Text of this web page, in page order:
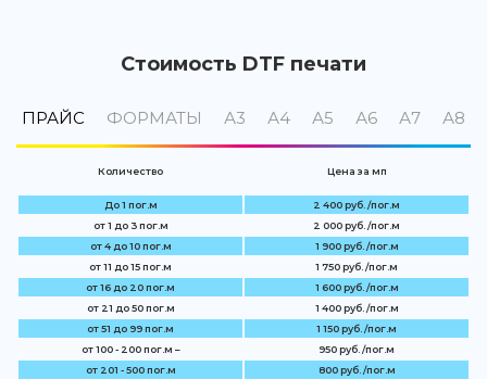
Стоимость DTF печати
ПРАЙС ФОРМАТЫ А3 А4 А5 А6 А7 А8
Количество Цена за мп
До 1 пог.м
2 400 руб. /пог.м
от 1 до 3 пог.м
2 000 руб. /пог.м
от 4 до 10 пог.м
1 900 руб. /пог.м
от 11 до 15 пог.м
1 750 руб. /пог.м
от 16 до 20 пог.м
1 600 руб. /пог.м
от 21 до 50 пог.м
1 400 руб. /пог.м
от 51 до 99 пог.м
1 150 руб. /пог.м
от 100 - 200 пог.м –
950 руб. /пог.м
от 201 - 500 пог.м
800 руб. /пог.м